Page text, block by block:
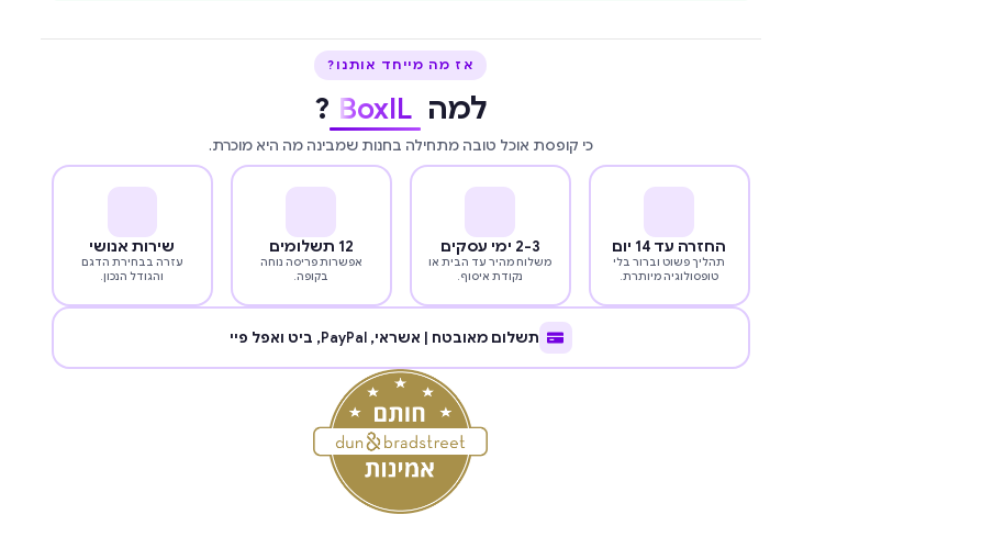
אז מה מייחד אותנו?
למה BoxIL
?
כי קופסת אוכל טובה מתחילה בחנות שמבינה מה היא מוכרת.
החזרה עד 14 יום
תהליך פשוט וברור בלי
טופסולוגיה מיותרת.
2-3 ימי עסקים
משלוח מהיר עד הבית או
נקודת איסוף.
12 תשלומים
אפשרות פריסה נוחה
בקופה.
שירות אנושי
עזרה בבחירת הדגם
והגודל הנכון.
תשלום מאובטח | אשראי, PayPal, ביט ואפל פיי